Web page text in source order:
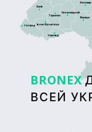
BRONEX
ВСЕЙ
Житомир
Тернопіль
Львів
Ужгород
Чернівці
Вінниця
Хмельницький
Івано-Франківськ